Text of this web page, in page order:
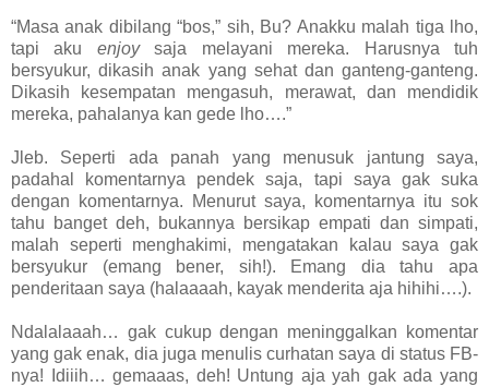
“Masa anak dibilang “bos,” sih, Bu? Anakku malah tiga lho,
tapi aku enjoysaja melayani mereka. Harusnya tuh
bersyukur, dikasih anak yang sehat dan ganteng-ganteng.
Dikasih kesempatan mengasuh, merawat, dan mendidik
mereka, pahalanya kan gede lho….”
Jleb. Seperti ada panah yang menusuk jantung saya,
padahal komentarnya pendek saja, tapi saya gak suka
dengan komentarnya. Menurut saya, komentarnya itu sok
tahu banget deh, bukannya bersikap empati dan simpati,
malah seperti menghakimi, mengatakan kalau saya gak
bersyukur (emang bener, sih!). Emang dia tahu apa
penderitaan saya (halaaaah, kayak menderita aja hihihi….).
Ndalalaaah… gak cukup dengan meninggalkan komentar
yang gak enak, dia juga menulis curhatan saya di status FB-
nya! Idiiih… gemaaas, deh! Untung aja yah gak ada yang